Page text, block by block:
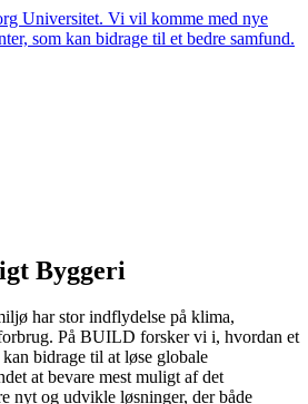
Universitet. Vi vil komme med nye
som kan bidrage til et bedre samfund.
Byggeri
har stor indflydelse på klima,
På BUILD forsker vi i, hvordan et
bidrage til at løse globale
at bevare mest muligt af det
nyt og udvikle løsninger, der både